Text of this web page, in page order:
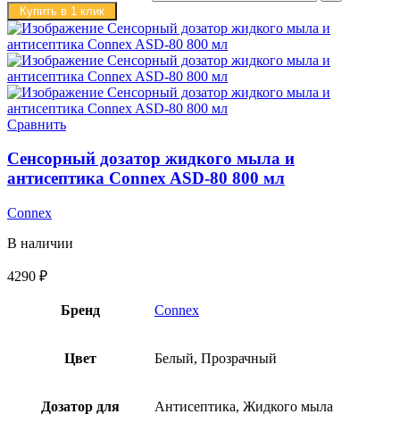
Купить в 1 клик
Сравнить
Сенсорный дозатор жидкого мыла и
антисептика Connex ASD-80 800 мл
Connex
В наличии
4290 ₽
Бренд Connex
Цвет Белый, Прозрачный
Дозатор для Антисептика, Жидкого мыла